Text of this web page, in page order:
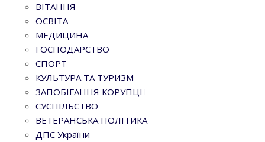
ВІТАННЯ
ОСВІТА
МЕДИЦИНА
ГОСПОДАРСТВО
СПОРТ
КУЛЬТУРА ТА ТУРИЗМ
ЗАПОБІГАННЯ КОРУПЦІЇ
СУСПІЛЬСТВО
ВЕТЕРАНСЬКА ПОЛІТИКА
ДПС України